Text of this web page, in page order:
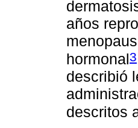
años
hormonal3
describió
descritos